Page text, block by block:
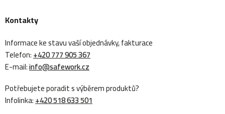
Kontakty
Informace ke stavu vaší objednávky, fakturace
Telefon:+420 777 905 367
E-mail:info@safework.cz
Potřebujete poradit s výběrem produktů?
Infolinka:+420 518 633 501